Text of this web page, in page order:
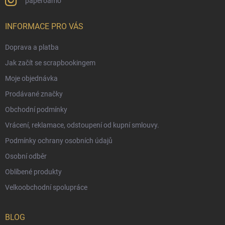
INFORMACE PRO VÁS
Doprava a platba
Jak začít se scrapbookingem
Moje objednávka
Prodávané značky
Obchodní podmínky
Vrácení, reklamace, odstoupení od kupní smlouvy.
Podmínky ochrany osobních údajů
Osobní odběr
Oblíbené produkty
Velkoobchodní spolupráce
BLOG